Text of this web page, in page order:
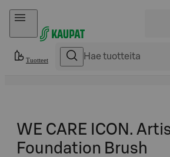
Hyppää sisältöön
Tuotteet
WE CARE ICON.
Foundation Brush